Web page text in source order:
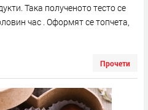
Така полученото тесто се
час . Оформят се топчета,
Прочети